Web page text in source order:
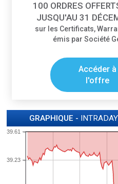
100 ORDRES
JUSQU'AU 31
sur les Certificats,
émis par Société
Accéder à
l'offre
GRAPHIQUE - INTRADAY
39.23
39.61